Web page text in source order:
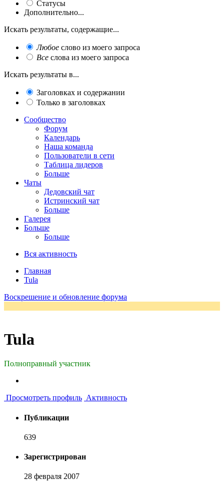
Статусы
Дополнительно...
Искать результаты, содержащие...
Любое слово из моего запроса
Все слова из моего запроса
Искать результаты в...
Заголовках и содержании
Только в заголовках
Сообщество
Форум
Календарь
Наша команда
Пользователи в сети
Таблица лидеров
Больше
Чаты
Дедовский чат
Истринский чат
Больше
Галерея
Больше
Больше
Вся активность
Главная
Tula
Воскрешение и обновление форума
Tula
Полноправный участник
Просмотреть профиль Активность
Публикации
639
Зарегистрирован
28 февраля 2007